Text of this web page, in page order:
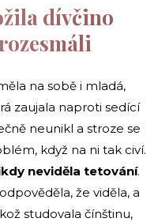
dívčino
na sobě i mladá,
zaujala naproti sedící
neunikl a stroze se
když na ni tak civí.
neviděla tetování.
že viděla, a
studovala čínštinu,